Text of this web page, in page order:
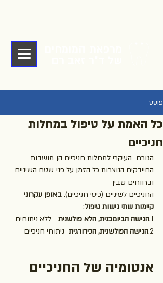
פוסט
כל האמת על טיפול במחלות
חניכיים
הגורם  העיקרי למחלות חניכיים הן מושבות
החיידקים הנוצרות כל הזמן על פני שטח השיניים
וברווחים שבין
החניכיים לשיניים (כיסי חניכיים). באופן עקרוני
קיימות שתי גישות טיפול:
1. הגישה הביומכנית, הלא פולשנית –ללא ניתוחים
2.הגישה הפולשנית, הכירורגית -ניתוחי חניכיים
אנטומיה של החניכיים